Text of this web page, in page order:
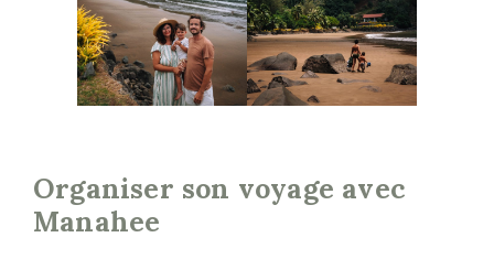
Organiser son voyage avec
Manahee